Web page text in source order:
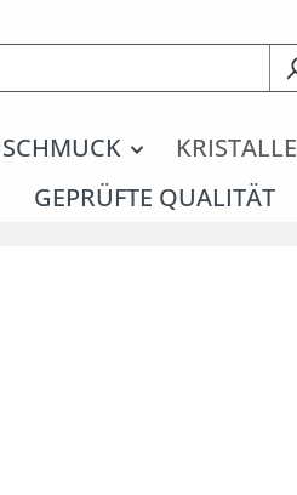
SCHMUCK KRISTALLE
GEPRÜFTE QUALITÄT